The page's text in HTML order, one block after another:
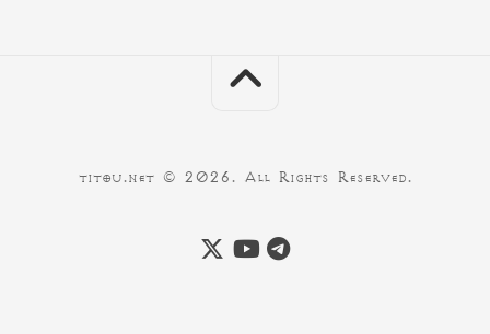
titou.net © 2026. All Rights Reserved.